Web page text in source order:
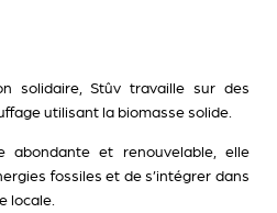
solidaire, Stûv travaille sur des
utilisant la biomasse solide.
abondante et renouvelable, elle
fossiles et de s’intégrer dans
locale.